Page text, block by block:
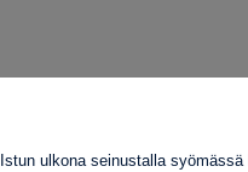
Istun ulkona seinustalla